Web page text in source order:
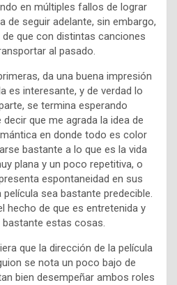
en múltiples fallos de lograr
de seguir adelante, sin embargo,
que con distintas canciones
al pasado.
da una buena impresión
es interesante, y de verdad lo
se termina esperando
que me agrada la idea de
en donde todo es color
bastante a lo que es la vida
plana y un poco repetitiva, o
espontaneidad en sus
sea bastante predecible.
hecho de que es entretenida y
estas cosas.
que la dirección de la película
se nota un poco bajo de
bien desempeñar ambos roles